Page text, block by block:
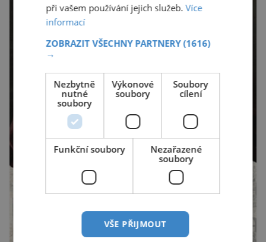
při vašem používání jejich služeb.Více
informací
ZOBRAZIT VŠECHNY PARTNERY(1616)
→
Nezbytně
nutné
soubory
Výkonové
soubory
Soubory
cílení
Funkční soubory
Nezařazené
soubory
VŠE PŘIJMOUT